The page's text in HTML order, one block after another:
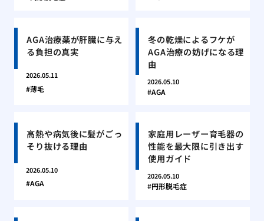
AGA治療薬が肝臓に与え
る負担の真実
2026.05.11
薄毛
冬の乾燥によるフケが
AGA治療の妨げになる理
由
2026.05.10
AGA
高熱や病気後に髪がごっ
そり抜ける理由
2026.05.10
AGA
家庭用レーザー育毛器の
性能を最大限に引き出す
使用ガイド
2026.05.10
円形脱毛症